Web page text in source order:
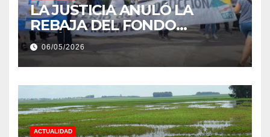
LA JUSTICIA ANULÓ LA
REBAJA DEL FONDO
ESTÍMULO A EMPLEADOS DE
PRODUCCIÓN DE LA
PROVINCIA DEL CHACO
06/05/2026
ACTUALIDAD